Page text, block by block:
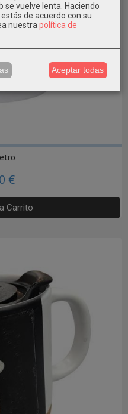
€
Carrito
se vuelve lenta. Haciendo
de acuerdo con su
nuestra política de
Aceptar todas